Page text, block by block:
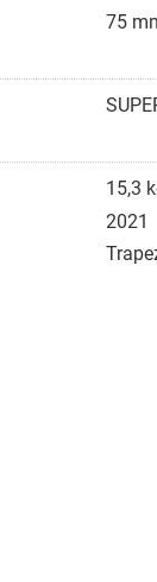
75
15,3
2021